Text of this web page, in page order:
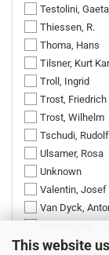
This website
Testolini,
Thiessen, R.
Thoma, Hans
Tilsner, Kurt
Troll, Ingrid
Trost, Friedrich
Trost, Wilhelm
Tschudi, Rudolf
Ulsamer, Rosa
Unknown
Valentin, Josef
Van Dyck,
Voigt, Bruno